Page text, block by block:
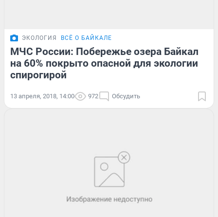
ЭКОЛОГИЯ ВСЁ О БАЙКАЛЕ
МЧС России: Побережье озера Байкал
на 60% покрыто опасной для экологии
спирогирой
13 апреля, 2018, 14:00 972 Обсудить